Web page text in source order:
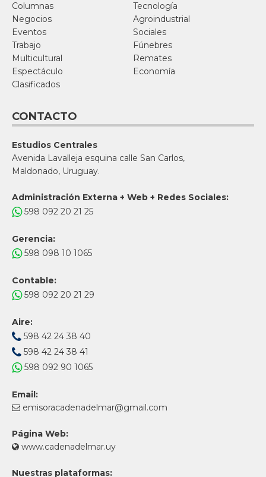
Columnas
Tecnología
Negocios
Agroindustrial
Eventos
Sociales
Trabajo
Fúnebres
Multicultural
Remates
Espectáculo
Economía
Clasificados
CONTACTO
Estudios Centrales
Avenida Lavalleja esquina calle San Carlos,
Maldonado, Uruguay.
Administración Externa + Web + Redes Sociales:
598 092 20 21 25
Gerencia:
598 098 10 1065
Contable:
598 092 20 21 29
Aire:
598 42 24 38 40
598 42 24 38 41
598 092 90 1065
Email:
emisoracadenadelmar@gmail.com
Página Web:
www.cadenadelmar.uy
Nuestras plataformas: